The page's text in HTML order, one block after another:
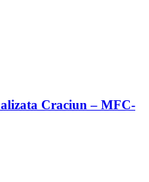
Craciun – MFC-